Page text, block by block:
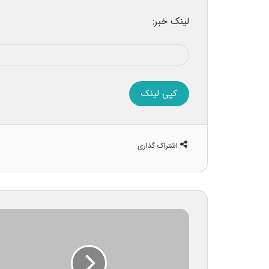
لینک خبر:
کپی لینک
اشتراک گذاری